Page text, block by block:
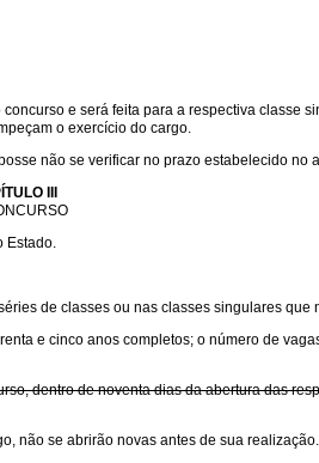
e será feita para a respectiva classe
o exercício do cargo.
não se verificar no prazo estabelecido no
III
Estado.
de classes ou nas classes singulares
e cinco anos completos; o número de
dentro de noventa dias da abertura das
não se abrirão novas antes de sua realização.